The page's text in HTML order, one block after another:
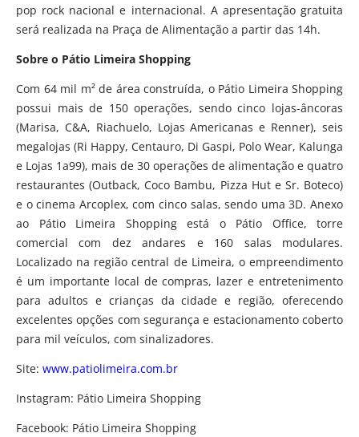
pop rock nacional e internacional. A apresentação gratuita
será realizada na Praça de Alimentação a partir das 14h.
Sobre o Pátio Limeira Shopping
Com 64 mil m² de área construída, o Pátio Limeira Shopping
possui mais de 150 operações, sendo cinco lojas-âncoras
(Marisa, C&A, Riachuelo, Lojas Americanas e Renner), seis
megalojas (Ri Happy, Centauro, Di Gaspi, Polo Wear, Kalunga
e Lojas 1a99), mais de 30 operações de alimentação e quatro
restaurantes (Outback, Coco Bambu, Pizza Hut e Sr. Boteco)
e o cinema Arcoplex, com cinco salas, sendo uma 3D. Anexo
ao Pátio Limeira Shopping está o Pátio Office, torre
comercial com dez andares e 160 salas modulares.
Localizado na região central de Limeira, o empreendimento
é um importante local de compras, lazer e entretenimento
para adultos e crianças da cidade e região, oferecendo
excelentes opções com segurança e estacionamento coberto
para mil veículos, com sinalizadores.
Site: www.patiolimeira.com.br
Instagram: Pátio Limeira Shopping
Facebook: Pátio Limeira Shopping